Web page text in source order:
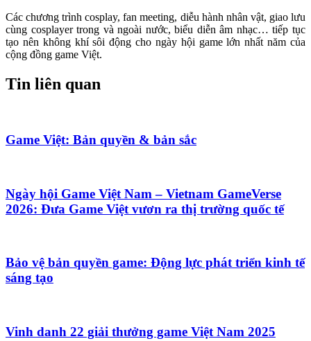
Các chương trình cosplay, fan meeting, diễu hành nhân vật, giao lưu
cùng cosplayer trong và ngoài nước, biểu diễn âm nhạc… tiếp tục
tạo nên không khí sôi động cho ngày hội game lớn nhất năm của
cộng đồng game Việt.
Tin liên quan
Game Việt: Bản quyền & bản sắc
Ngày hội Game Việt Nam – Vietnam GameVerse
2026: Đưa Game Việt vươn ra thị trường quốc tế
Bảo vệ bản quyền game: Động lực phát triển kinh tế
sáng tạo
Vinh danh 22 giải thưởng game Việt Nam 2025